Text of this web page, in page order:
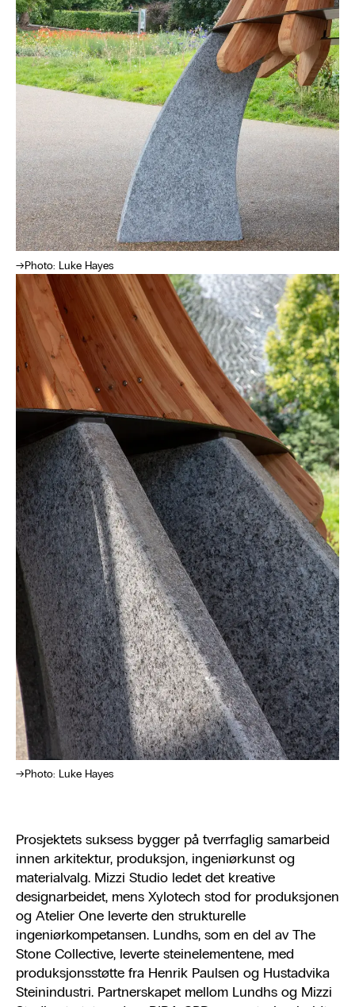
Photo: Luke Hayes
Photo: Luke Hayes
Prosjektets suksess bygger på tverrfaglig samarbeid
innen arkitektur, produksjon, ingeniørkunst og
materialvalg. Mizzi Studio ledet det kreative
designarbeidet, mens Xylotech stod for produksjonen
og Atelier One leverte den strukturelle
ingeniørkompetansen. Lundhs, som en del av The
Stone Collective, leverte steinelementene, med
produksjonsstøtte fra Henrik Paulsen og Hustadvika
Steinindustri. Partnerskapet mellom Lundhs og Mizzi